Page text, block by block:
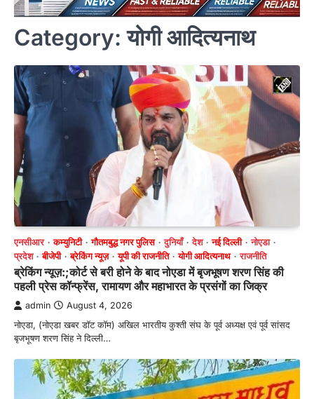
Category:योगी आदित्यनाथ
एनसीआर कम्युनिटी गौतमबुद्ध नगर पुलिस दुनियाँ देश नई दिल्ली
नोएडा
प्रदेश
बीजेपी ब्रेकिंग न्यूज़ यूपी की राजनीति योगी आदित्यनाथ राजनीति
ब्रेकिंग न्यूज़:;कोर्ट से बरी होने के बाद नोएडा में बृजभूषण शरण सिंह की
पहली प्रेस कॉन्फ्रेंस, रामायण और महाभारत के प्रसंगों का जिक्र
admin August 4, 2026
नोएडा, (नोएडा खबर डॉट कॉम) अखिल भारतीय कुश्ती संघ के पूर्व अध्यक्ष एवं पूर्व सांसद
बृजभूषण शरण सिंह ने दिल्ली…